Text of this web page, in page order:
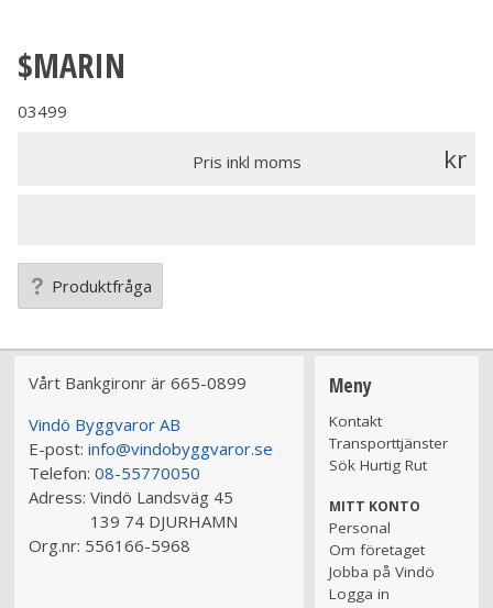
$MARIN
03499
Pris inkl moms
Produktfråga
Vårt Bankgironr är 665-0899
Vindö Byggvaror AB
E-post: info@vindobyggvaror.se
Telefon: 08-55770050
Adress: Vindö Landsväg 45
139 74 DJURHAMN
Org.nr: 556166-5968
Meny
Kontakt
Transporttjänster
Sök Hurtig Rut
MITT KONTO
Personal
Om företaget
Jobba på Vindö
Logga in